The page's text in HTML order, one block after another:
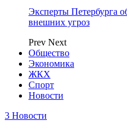
Эксперты Петербурга
внешних угроз
Prev Next
Общество
Экономика
ЖКХ
Спорт
Новости
3 Новости